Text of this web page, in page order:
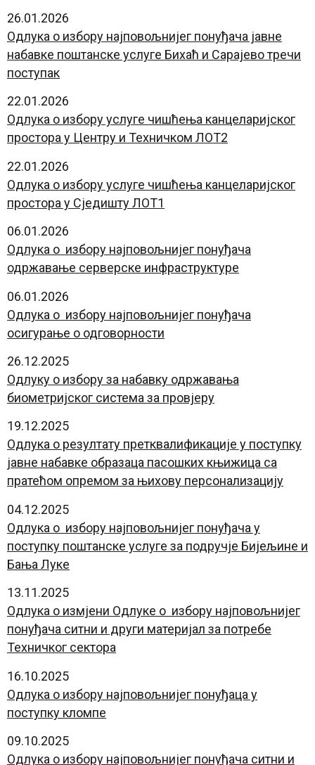
26.01.2026
Одлука о избору најповољнијег понуђача јавне
набавке поштанске услуге Бихаћ и Сарајево тречи
поступак
22.01.2026
Одлука о избору услуге чишћења канцеларијског
простора у Центру и Техничком ЛОТ2
22.01.2026
Одлука о избору услуге чишћења канцеларијског
простора у Сједишту ЛОТ1
06.01.2026
Одлука о избору најповољнијег понуђача
одржавање серверске инфраструктуре
06.01.2026
Одлука о избору најповољнијег понуђача
осигурање о одговорности
26.12.2025
Одлуку о избору за набавку одржавања
биометријског система за провјеру
19.12.2025
Одлука о резултату претквалификације у поступку
јавне набавке образаца пасошких књижица са
пратећом опремом за њихову персонализацију
04.12.2025
Одлука о избору најповољнијег понуђача у
поступку поштанске услуге за подручје Бијељине и
Бања Луке
13.11.2025
Одлука о измјени Одлуке о избору најповољнијег
понуђача ситни и други материјал за потребе
Техничког сектора
16.10.2025
Одлука о избору најповољнијег понуђаца у
поступку кломпе
09.10.2025
Одлука о избору најповољнијег понуђача ситни и